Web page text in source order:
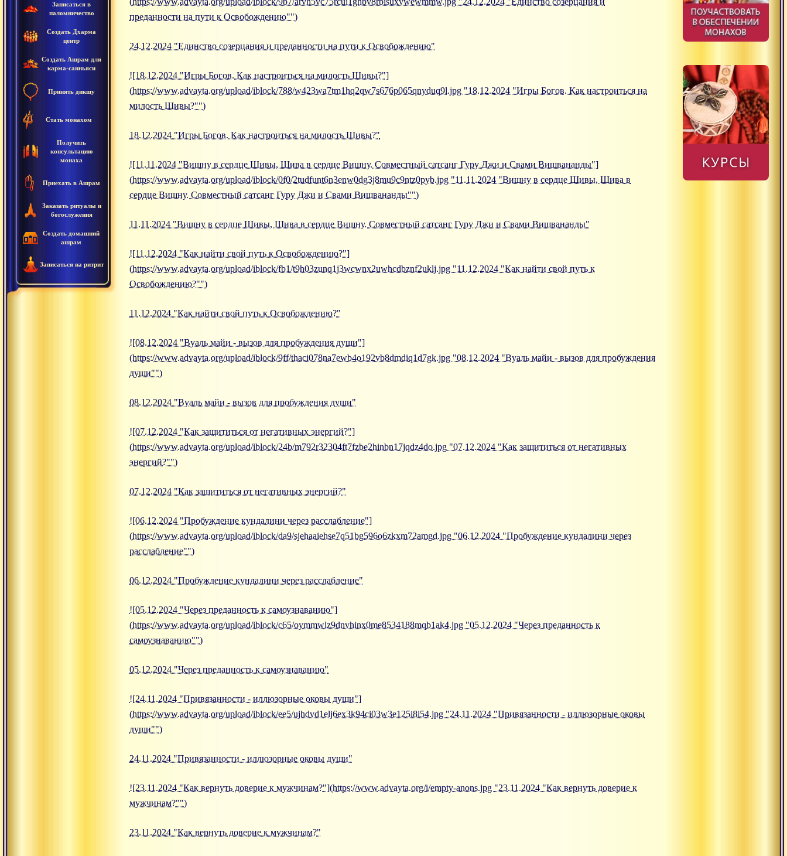
Записаться в
паломничество
Создать Дхарма
центр
Создать Ашрам для
карма-санньяси
Принять дикшу
Стать монахом
Получить
консультацию
монаха
Приехать в Ашрам
Заказать ритуалы и
богослужения
Создать домашний
ашрам
Записаться на ритрит
преданности на пути к Освобождению"")
24.12.2024 "Единство созерцания и преданности на пути к Освобождению"
![18.12.2024 "Игры Богов. Как настроиться на милость Шивы?"]
(https://www.advayta.org/upload/iblock/788/w423wa7tm1hq2qw7s676p065qnyduq9l.jpg "18.12.2024 "Игры Богов. Как настроиться на
милость Шивы?"")
18.12.2024 "Игры Богов. Как настроиться на милость Шивы?"
![11.11.2024 "Вишну в сердце Шивы, Шива в сердце Вишну. Совместный сатсанг Гуру Джи и Свами Вишвананды"]
(https://www.advayta.org/upload/iblock/0f0/2tudfunt6n3enw0dg3j8mu9c9ntz0pyb.jpg "11.11.2024 "Вишну в сердце Шивы, Шива в
сердце Вишну. Совместный сатсанг Гуру Джи и Свами Вишвананды"")
11.11.2024 "Вишну в сердце Шивы, Шива в сердце Вишну. Совместный сатсанг Гуру Джи и Свами Вишвананды"
![11.12.2024 "Как найти свой путь к Освобождению?"]
(https://www.advayta.org/upload/iblock/fb1/t9h03zunq1j3wcwnx2uwhcdbznf2uklj.jpg "11.12.2024 "Как найти свой путь к
Освобождению?"")
11.12.2024 "Как найти свой путь к Освобождению?"
![08.12.2024 "Вуаль майи - вызов для пробуждения души"]
(https://www.advayta.org/upload/iblock/9ff/thaci078na7ewb4o192vb8dmdiq1d7gk.jpg "08.12.2024 "Вуаль майи - вызов для пробуждения
души"")
08.12.2024 "Вуаль майи - вызов для пробуждения души"
![07.12.2024 "Как защититься от негативных энергий?"]
(https://www.advayta.org/upload/iblock/24b/m792r32304ft7fzbe2hinbn17jqdz4do.jpg "07.12.2024 "Как защититься от негативных
энергий?"")
07.12.2024 "Как защититься от негативных энергий?"
![06.12.2024 "Пробуждение кундалини через расслабление"]
(https://www.advayta.org/upload/iblock/da9/sjehaaiehse7q51bg596o6zkxm72amgd.jpg "06.12.2024 "Пробуждение кундалини через
расслабление"")
06.12.2024 "Пробуждение кундалини через расслабление"
![05.12.2024 "Через преданность к самоузнаванию"]
(https://www.advayta.org/upload/iblock/c65/oymmwlz9dnvhinx0me8534188mqb1ak4.jpg "05.12.2024 "Через преданность к
самоузнаванию"")
05.12.2024 "Через преданность к самоузнаванию"
![24.11.2024 "Привязанности - иллюзорные оковы души"]
(https://www.advayta.org/upload/iblock/ee5/ujhdvd1elj6ex3k94ci03w3e125i8i54.jpg "24.11.2024 "Привязанности - иллюзорные оковы
души"")
24.11.2024 "Привязанности - иллюзорные оковы души"
![23.11.2024 "Как вернуть доверие к мужчинам?"](https://www.advayta.org/i/empty-anons.jpg "23.11.2024 "Как вернуть доверие к
мужчинам?"")
23.11.2024 "Как вернуть доверие к мужчинам?"